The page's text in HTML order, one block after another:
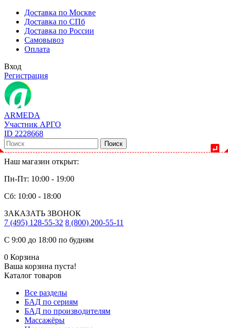
Доставка по Москве
Доставка по СПб
Доставка по России
Самовывоз
Оплата
Вход
Регистрация
ARMEDA
Участник АРГО
ID 2228668
Поиск
Наш магазин открыт:
Пн-Пт: 10:00 - 19:00
Сб: 10:00 - 18:00
ЗАКАЗАТЬ ЗВОНОК
7 (495) 128-55-32 8 (800) 200-55-11
С 9:00 до 18:00 по будням
0 Корзина
Ваша корзина пуста!
Каталог товаров
Все разделы
БАД по сериям
БАД по производителям
Массажёры